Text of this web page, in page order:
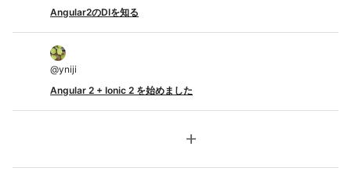
Angular2のDIを知る
@yniji
Angular 2 + Ionic 2 を始めました
add